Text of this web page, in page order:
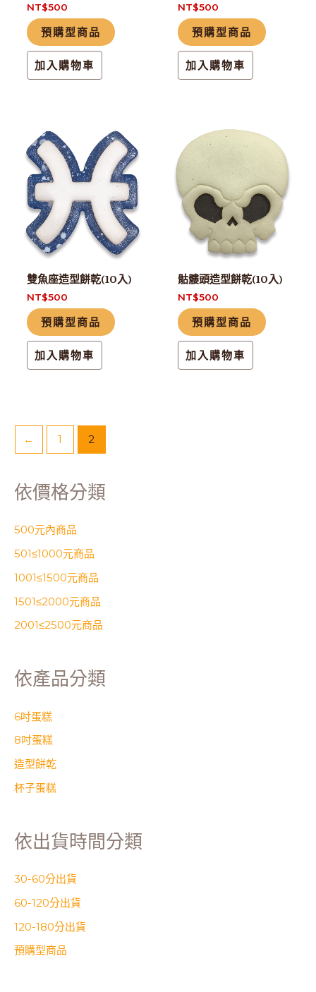
依價格分類
500元內商品
501≤1000元商品
1001≤1500元商品
1501≤2000元商品
2001≤2500元商品
依產品分類
6吋蛋糕
8吋蛋糕
造型餅乾
杯子蛋糕
依出貨時間分類
30-60分出貨
60-120分出貨
120-180分出貨
預購型商品
NT$500
預購型商品
加入購物車
NT$500
預購型商品
加入購物車
雙魚座造型餅乾(10入)
NT$500
預購型商品
加入購物車
骷髏頭造型餅乾(10入)
NT$500
預購型商品
加入購物車
← 1 2